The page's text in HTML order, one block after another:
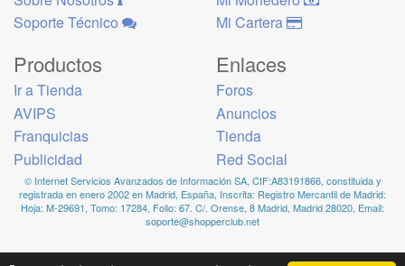
Soporte Técnico
Mi Cartera
Productos
Ir a Tienda
AVIPS
Franquicias
Publicidad
Enlaces
Foros
Anuncios
Tienda
Red Social
© Internet Servicios Avanzados de Información SA, CIF:A83191866, constituida y
registrada en enero 2002 en Madrid, España, Inscrita: Registro Mercantil de Madrid:
Hoja: M-29691, Tomo: 17284, Folio: 67. C/. Orense, 8 Madrid, Madrid 28020, Email:
soporte@shopperclub.net